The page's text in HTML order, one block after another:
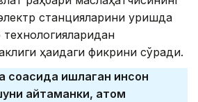
станцияларини қуришда
технологияларидан
ҳақидаги фикрини сўради.
соҳасида ишлаган инсон
айтаманки, атом